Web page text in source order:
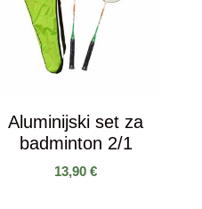
Aluminijski set za
badminton 2/1
13,90€